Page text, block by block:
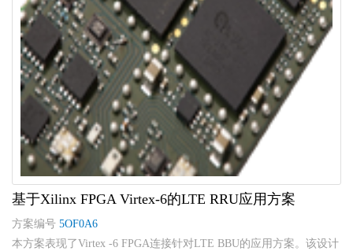
基于Xilinx FPGA Virtex-6的LTE RRU应用方案
方案编号 5OF0A6
本方案表现了Virtex -6 FPGA连接针对LTE BBU的应用方案。该设计